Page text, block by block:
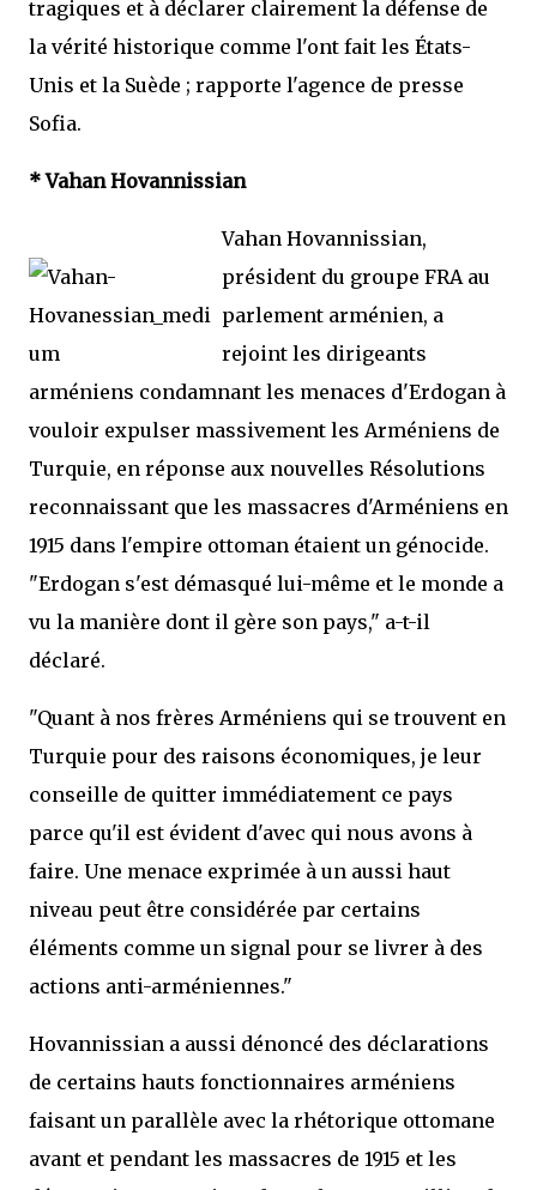
tragiques et à déclarer clairement la défense de
la vérité historique comme l'ont fait les États-
Unis et la Suède ; rapporte l'agence de presse
Sofia.
* Vahan Hovannissian
Vahan Hovannissian,
président du groupe FRA au
parlement arménien, a
rejoint les dirigeants
arméniens condamnant les menaces d'Erdogan à
vouloir expulser massivement les Arméniens de
Turquie, en réponse aux nouvelles Résolutions
reconnaissant que les massacres d'Arméniens en
1915 dans l'empire ottoman étaient un génocide.
"Erdogan s'est démasqué lui-même et le monde a
vu la manière dont il gère son pays," a-t-il
déclaré.
"Quant à nos frères Arméniens qui se trouvent en
Turquie pour des raisons économiques, je leur
conseille de quitter immédiatement ce pays
parce qu'il est évident d'avec qui nous avons à
faire. Une menace exprimée à un aussi haut
niveau peut être considérée par certains
éléments comme un signal pour se livrer à des
actions anti-arméniennes."
Hovannissian a aussi dénoncé des déclarations
de certains hauts fonctionnaires arméniens
faisant un parallèle avec la rhétorique ottomane
avant et pendant les massacres de 1915 et les